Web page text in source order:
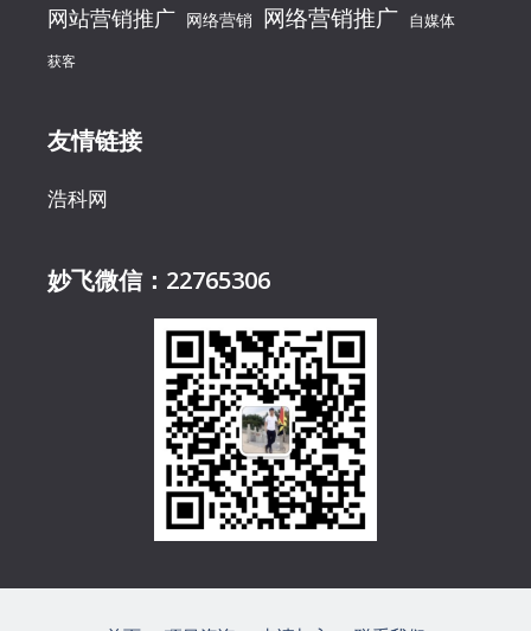
网站营销推广 网络营销 网络营销推广 自媒体
获客
友情链接
浩科网
妙飞微信：22765306